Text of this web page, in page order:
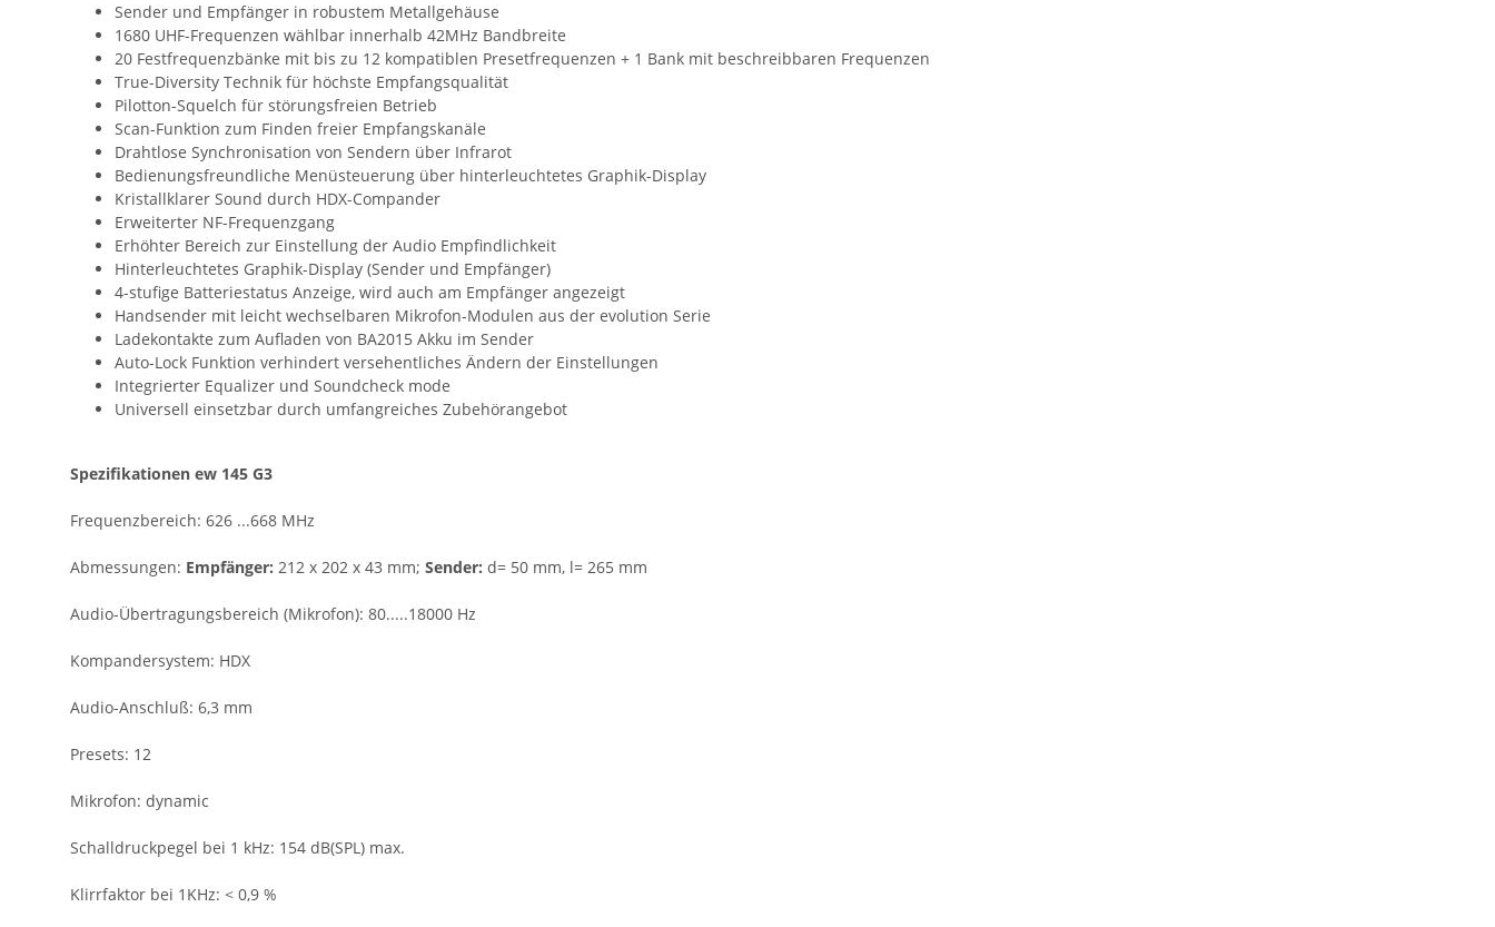
Sender und Empfänger in robustem Metallgehäuse
1680 UHF-Frequenzen wählbar innerhalb 42MHz Bandbreite
20 Festfrequenzbänke mit bis zu 12 kompatiblen Presetfrequenzen + 1 Bank mit beschreibbaren Frequenzen
True-Diversity Technik für höchste Empfangsqualität
Pilotton-Squelch für störungsfreien Betrieb
Scan-Funktion zum Finden freier Empfangskanäle
Drahtlose Synchronisation von Sendern über Infrarot
Bedienungsfreundliche Menüsteuerung über hinterleuchtetes Graphik-Display
Kristallklarer Sound durch HDX-Compander
Erweiterter NF-Frequenzgang
Erhöhter Bereich zur Einstellung der Audio Empfindlichkeit
Hinterleuchtetes Graphik-Display (Sender und Empfänger)
4-stufige Batteriestatus Anzeige, wird auch am Empfänger angezeigt
Handsender mit leicht wechselbaren Mikrofon-Modulen aus der evolution Serie
Ladekontakte zum Aufladen von BA2015 Akku im Sender
Auto-Lock Funktion verhindert versehentliches Ändern der Einstellungen
Integrierter Equalizer und Soundcheck mode
Universell einsetzbar durch umfangreiches Zubehörangebot
Spezifikationen ew 145 G3
Frequenzbereich: 626 ...668 MHz
Abmessungen: Empfänger: 212 x 202 x 43 mm; Sender: d= 50 mm, l= 265 mm
Audio-Übertragungsbereich (Mikrofon): 80.....18000 Hz
Kompandersystem: HDX
Audio-Anschluß: 6,3 mm
Presets: 12
Mikrofon: dynamic
Schalldruckpegel bei 1 kHz: 154 dB(SPL) max.
Klirrfaktor bei 1KHz: < 0,9 %